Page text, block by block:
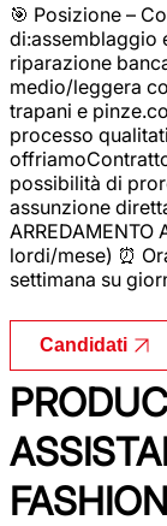
🎯 Posizione –
di:assemblaggio
riparazione
medio/leggera
trapani e
processo
possibilità di
assunzione
ARREDAMENTO
lordi/mese) ⏰
settimana su
Candidati